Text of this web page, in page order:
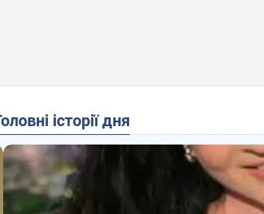
Головні історії дня